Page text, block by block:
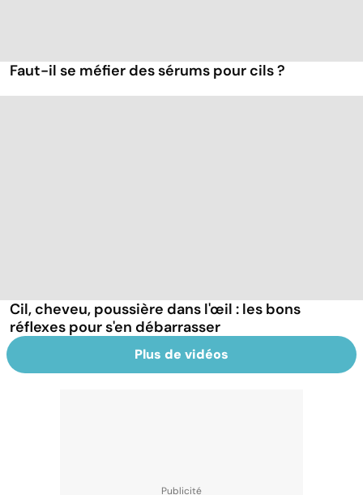
Faut-il se méfier des sérums pour cils ?
Cil, cheveu, poussière dans l'œil : les bons
réflexes pour s'en débarrasser
Plus de vidéos